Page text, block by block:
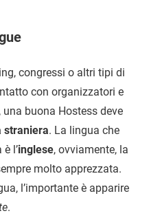
congressi o altri tipi di
con organizzatori e
buona Hostess deve
straniera. La lingua che
l’inglese, ovviamente, la
molto apprezzata.
l’importante è apparire
.